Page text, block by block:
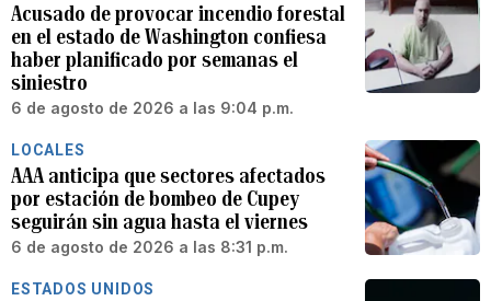
Acusado de provocar incendio forestal
en el estado de Washington confiesa
haber planificado por semanas el
siniestro
6 de agosto de 2026 a las 9:04 p.m.
LOCALES
AAA anticipa que sectores afectados
por estación de bombeo de Cupey
seguirán sin agua hasta el viernes
6 de agosto de 2026 a las 8:31 p.m.
ESTADOS UNIDOS